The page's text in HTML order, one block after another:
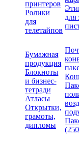
принтеров
Ролики
для
телетайпов
для
Бумажная
продукция
Блокноты
и бизнес-
тетради
Атласы
Открытки,
грамоты,
дипломы